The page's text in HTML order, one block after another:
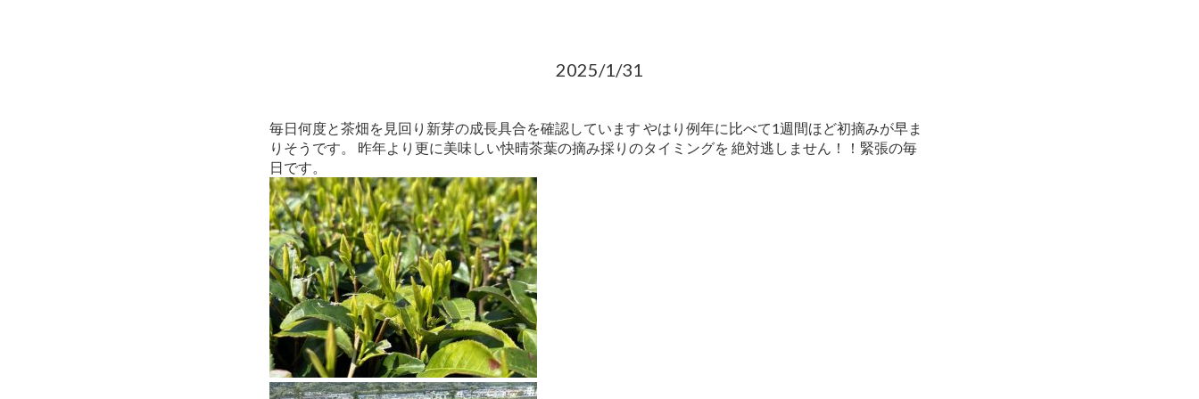
2025/1/31
毎日何度と茶畑を見回り新芽の成長具合を確認しています やはり例年に比べて1週間ほど初摘みが早ま
りそうです。 昨年より更に美味しい快晴茶葉の摘み採りのタイミングを 絶対逃しません！！緊張の毎
日です。